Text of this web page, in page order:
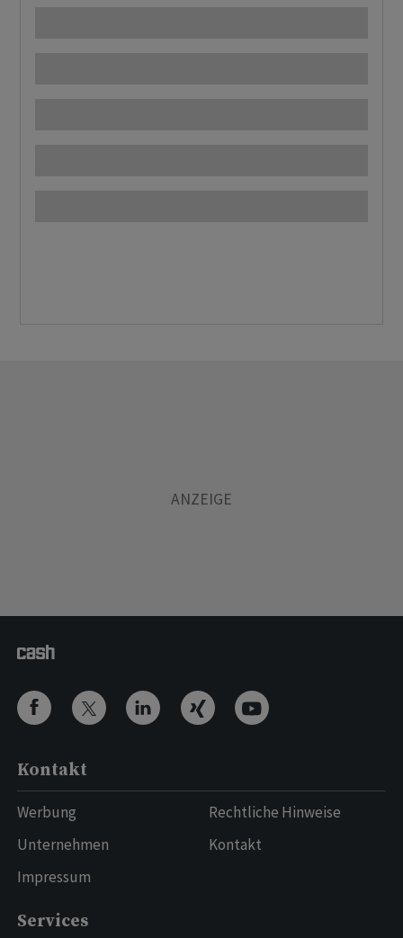
Kontakt
Werbung
Unternehmen
Impressum
Rechtliche Hinweise
Kontakt
Services